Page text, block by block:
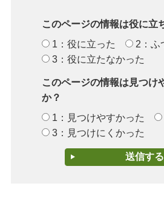
このページの情報は役に立
1：役に立った
2：ふ
3：役に立たなかった
このページの情報は見つけ
か？
1：見つけやすかった
3：見つけにくかった